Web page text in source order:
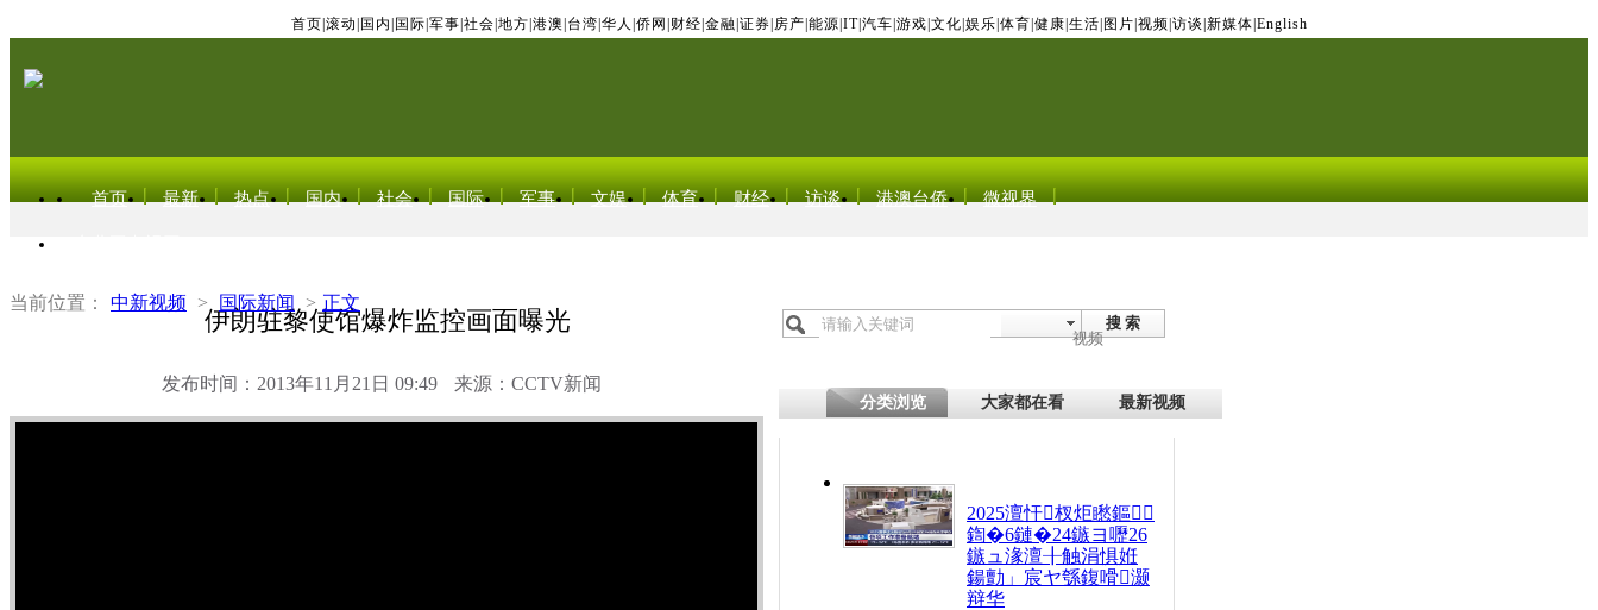
首页 滚动 国内 国际 军事 社会 地方 港澳 台湾 华人 侨网 财经 金融 证券 房产 能源 IT| 汽车 游戏 文化 娱乐 体育 健康 生活 图片 视频 访谈 新媒体 English
首页 最新 热点 国内 社会 国际 军事 文娱 体育 财经 访谈 港澳台侨 微视界
当前位置： 中新视频 > 国际新闻 > 正文
伊朗驻黎使馆爆炸监控画面曝光
发布时间：2013年11月21日 09:49 来源：CCTV新闻
搜 索
视频
分类浏览 大家都在看 最新视频
2025澶忓杈炬矁鏂
鍧�6鏈�24鏃ヨ嚦26
鏃ュ湪澶╂触涓惧姙
鍚勯」宸ヤ綔鍑嗗灏
辩华